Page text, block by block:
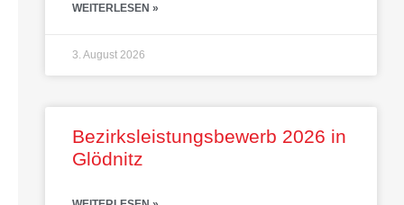
WEITERLESEN »
3. August 2026
Bezirksleistungsbewerb 2026 in
Glödnitz